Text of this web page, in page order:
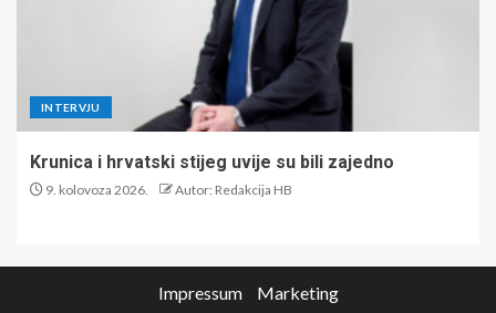
INTERVJU
Krunica i hrvatski stijeg uvije su bili zajedno
9. kolovoza 2026. Autor: Redakcija HB
Impressum Marketing